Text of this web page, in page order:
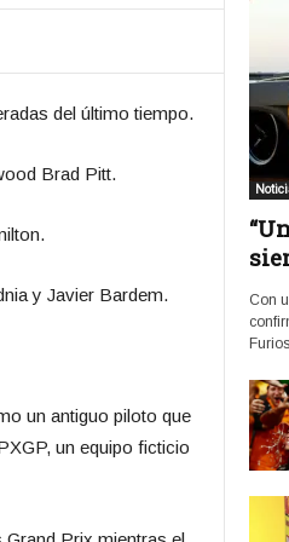
del último tiempo.
Brad Pitt.
y Javier Bardem.
un antiguo piloto que
un equipo ficticio
Con